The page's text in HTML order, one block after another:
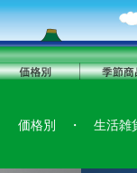
価格別 ・ 生活雑